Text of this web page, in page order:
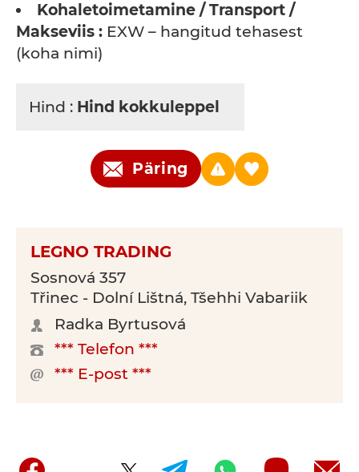
Kohaletoimetamine / Transport /
Makseviis : EXW – hangitud tehasest
(koha nimi)
Hind : Hind kokkuleppel
Päring
LEGNO TRADING
Sosnová 357
Třinec - Dolní Lištná, Tšehhi Vabariik
Radka Byrtusová
*** Telefon ***
*** E-post ***